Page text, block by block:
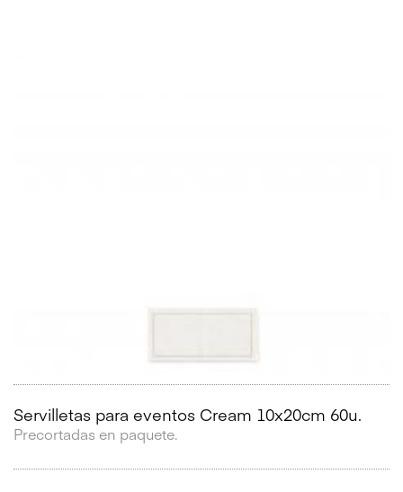
Servilletas para eventos Cream 10x20cm 60u.
Precortadas en paquete.